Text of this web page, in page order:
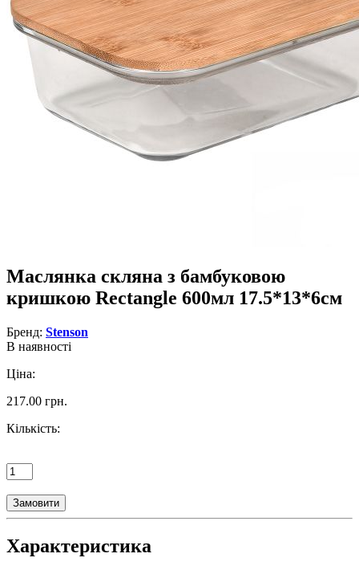
Маслянка скляна з бамбуковою
кришкою Rectangle 600мл 17.5*13*6см
Бренд: Stenson
В наявності
Ціна:
217.00 грн.
Кількість:
Замовити
Характеристика